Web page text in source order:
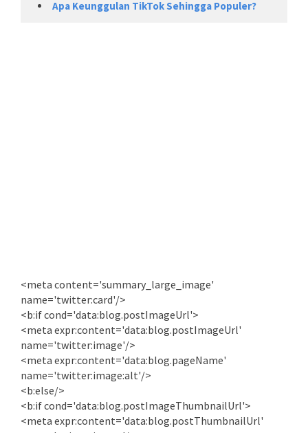
Apa Keunggulan TikTok Sehingga Populer?
<meta content='summary_large_image'
name='twitter:card'/>
<b:if cond='data:blog.postImageUrl'>
<meta expr:content='data:blog.postImageUrl'
name='twitter:image'/>
<meta expr:content='data:blog.pageName'
name='twitter:image:alt'/>
<b:else/>
<b:if cond='data:blog.postImageThumbnailUrl'>
<meta expr:content='data:blog.postThumbnailUrl'